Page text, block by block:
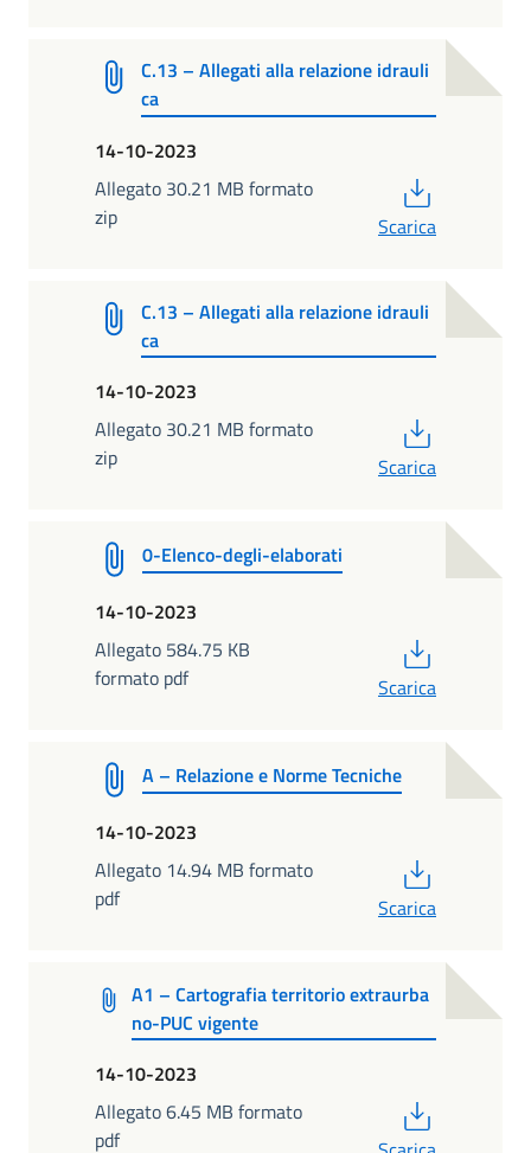
C.13 – Allegati alla relazione idrauli
ca
14-10-2023
Allegato 30.21 MB formato
zip
Scarica
C.13 – Allegati alla relazione idrauli
ca
14-10-2023
Allegato 30.21 MB formato
zip
Scarica
0-Elenco-degli-elaborati
14-10-2023
Allegato 584.75 KB
formato pdf
Scarica
A – Relazione e Norme Tecniche
14-10-2023
Allegato 14.94 MB formato
pdf
Scarica
A1 – Cartografia territorio extraurba
no-PUC vigente
14-10-2023
Allegato 6.45 MB formato
pdf